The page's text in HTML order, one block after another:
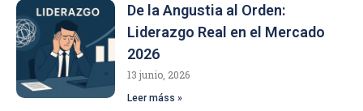
De la Angustia al Orden:
Liderazgo Real en el Mercado
2026
13 junio, 2026
Leer máss »